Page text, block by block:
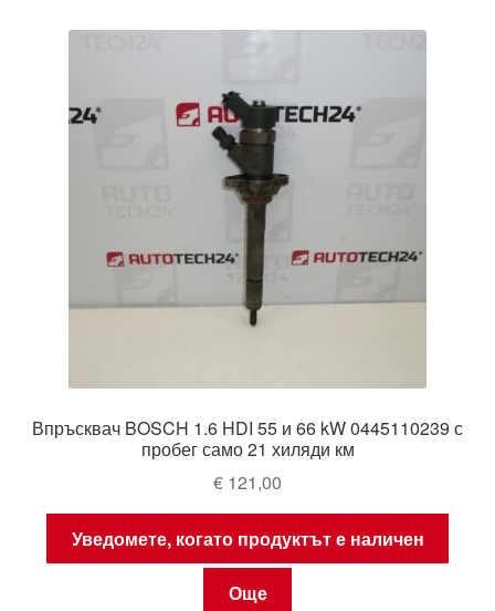
Впръсквач BOSCH 1.6 HDI 55 и 66 kW 0445110239 с
пробег само 21 хиляди км
€ 121,00
Уведомете, когато продуктът е наличен
Още